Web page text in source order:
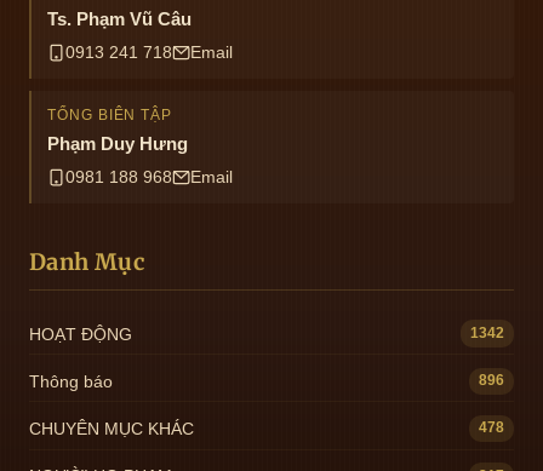
Ts. Phạm Vũ Câu
0913 241 718 Email
TỔNG BIÊN TẬP
Phạm Duy Hưng
0981 188 968 Email
Danh Mục
HOẠT ĐỘNG 1342
Thông báo 896
CHUYÊN MỤC KHÁC 478